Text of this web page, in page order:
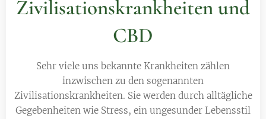
Zivilisationskrankheiten und
CBD
Sehr viele uns bekannte Krankheiten zählen
inzwischen zu den sogenannten
Zivilisationskrankheiten. Sie werden durch alltägliche
Gegebenheiten wie Stress, ein ungesunder Lebensstil